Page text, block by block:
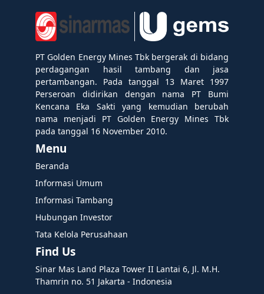
PT Golden Energy Mines Tbk bergerak di bidang
perdagangan hasil tambang dan jasa
pertambangan. Pada tanggal 13 Maret 1997
Perseroan didirikan dengan nama PT Bumi
Kencana Eka Sakti yang kemudian berubah
nama menjadi PT Golden Energy Mines Tbk
pada tanggal 16 November 2010.
Menu
Beranda
Informasi Umum
Informasi Tambang
Hubungan Investor
Tata Kelola Perusahaan
Find Us
Sinar Mas Land Plaza Tower II Lantai 6, Jl. M.H.
Thamrin no. 51 Jakarta - Indonesia